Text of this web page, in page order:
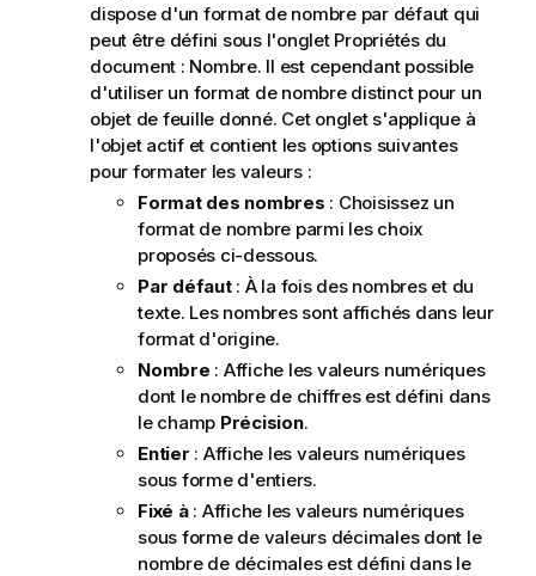
dispose d'un format de nombre par défaut qui
peut être défini sous l'onglet Propriétés du
document : Nombre. Il est cependant possible
d'utiliser un format de nombre distinct pour un
objet de feuille donné. Cet onglet s'applique à
l'objet actif et contient les options suivantes
pour formater les valeurs :
Format des nombres : Choisissez un
format de nombre parmi les choix
proposés ci-dessous.
Par défaut: À la fois des nombres et du
texte. Les nombres sont affichés dans leur
format d'origine.
Nombre : Affiche les valeurs numériques
dont le nombre de chiffres est défini dans
le champ Précision.
Entier : Affiche les valeurs numériques
sous forme d'entiers.
Fixé à: Affiche les valeurs numériques
sous forme de valeurs décimales dont le
nombre de décimales est défini dans le